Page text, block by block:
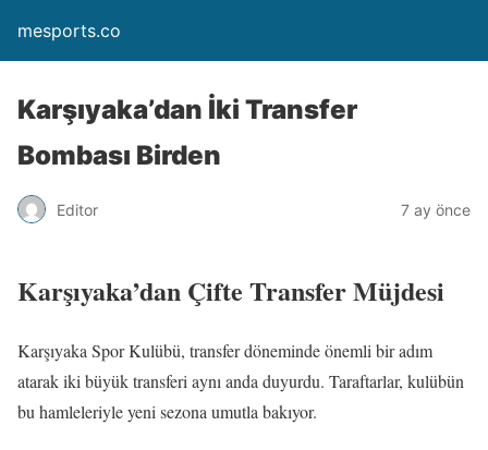
mesports.co
Karşıyaka’dan İki Transfer
Bombası Birden
Editor 7 ay önce
Karşıyaka’dan Çifte Transfer Müjdesi
Karşıyaka Spor Kulübü, transfer döneminde önemli bir adım
atarak iki büyük transferi aynı anda duyurdu. Taraftarlar, kulübün
bu hamleleriyle yeni sezona umutla bakıyor.